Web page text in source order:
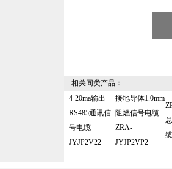
相关同类产品：
4-20ma输出
RS485通讯信
号电缆
JYJP2V22
接地导体1.0mm
阻燃信号电缆
ZRA-
JYJP2VP2